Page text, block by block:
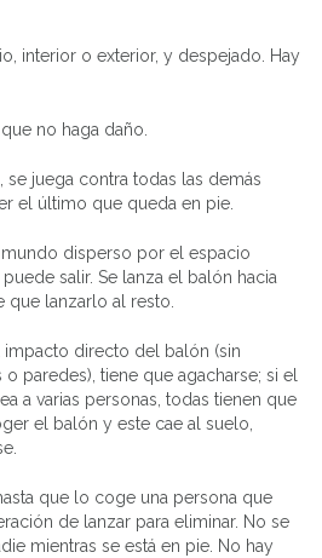
interior o exterior, y despejado. Hay
no haga daño.
se juega contra todas las demás
el último que queda en pie.
disperso por el espacio
salir. Se lanza el balón hacia
que lanzarlo al resto.
directo del balón (sin
paredes), tiene que agacharse; si el
a varias personas, todas tienen que
el balón y este cae al suelo,
que lo coge una persona que
de lanzar para eliminar. No se
mientras se está en pie. No hay